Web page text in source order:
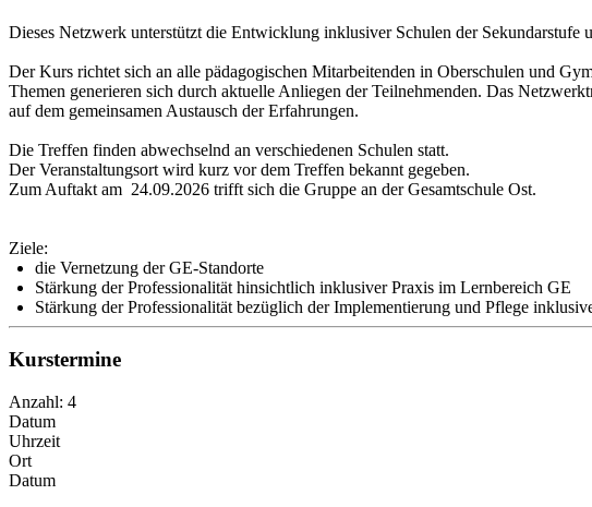
Dieses Netzwerk unterstützt die Entwicklung inklusiver Schulen der Sekundarstufe
Der Kurs richtet sich an alle pädagogischen Mitarbeitenden in Oberschulen und
Themen generieren sich durch aktuelle Anliegen der Teilnehmenden. Das
auf dem gemeinsamen Austausch der Erfahrungen.
Die Treffen finden abwechselnd an verschiedenen Schulen statt.
Der Veranstaltungsort wird kurz vor dem Treffen bekannt gegeben.
Zum Auftakt am 24.09.2026 trifft sich die Gruppe an der Gesamtschule Ost.
Ziele:
die Vernetzung der GE-Standorte
Stärkung der Professionalität hinsichtlich inklusiver Praxis im Lernbereich GE
Stärkung der Professionalität bezüglich der Implementierung und Pflege
Kurstermine
Anzahl: 4
Datum
Uhrzeit
Ort
Datum